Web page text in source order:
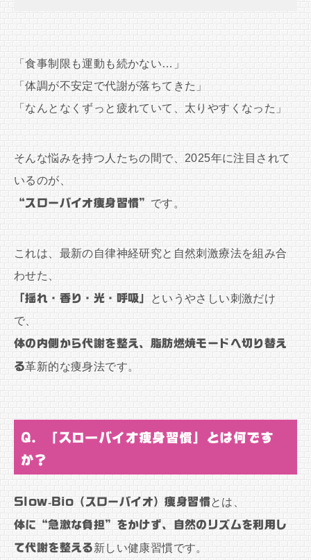
「食事制限も運動も続かない…」
「体調が不安定で代謝が落ちてきた」
「なんとなくずっと疲れていて、太りやすくなった」
そんな悩みを持つ人たちの間で、2025年に注目されて
いるのが、
“スローバイオ痩身習慣” です。
これは、最新の自律神経研究と自然刺激療法を組み合
わせた、
「揺れ・香り・光・呼吸」
というやさしい刺激だけ
で、
体の内側から代謝を整え、脂肪燃焼モードへ切り替え
る革新的な痩身法です。
Q. 「スローバイオ痩身習慣」とは何です
か？
Slow-Bio（スローバイオ）痩身習慣とは、
体に“急激な負担”をかけず、自然のリズムを利用し
て代謝を整える新しい健康習慣です。